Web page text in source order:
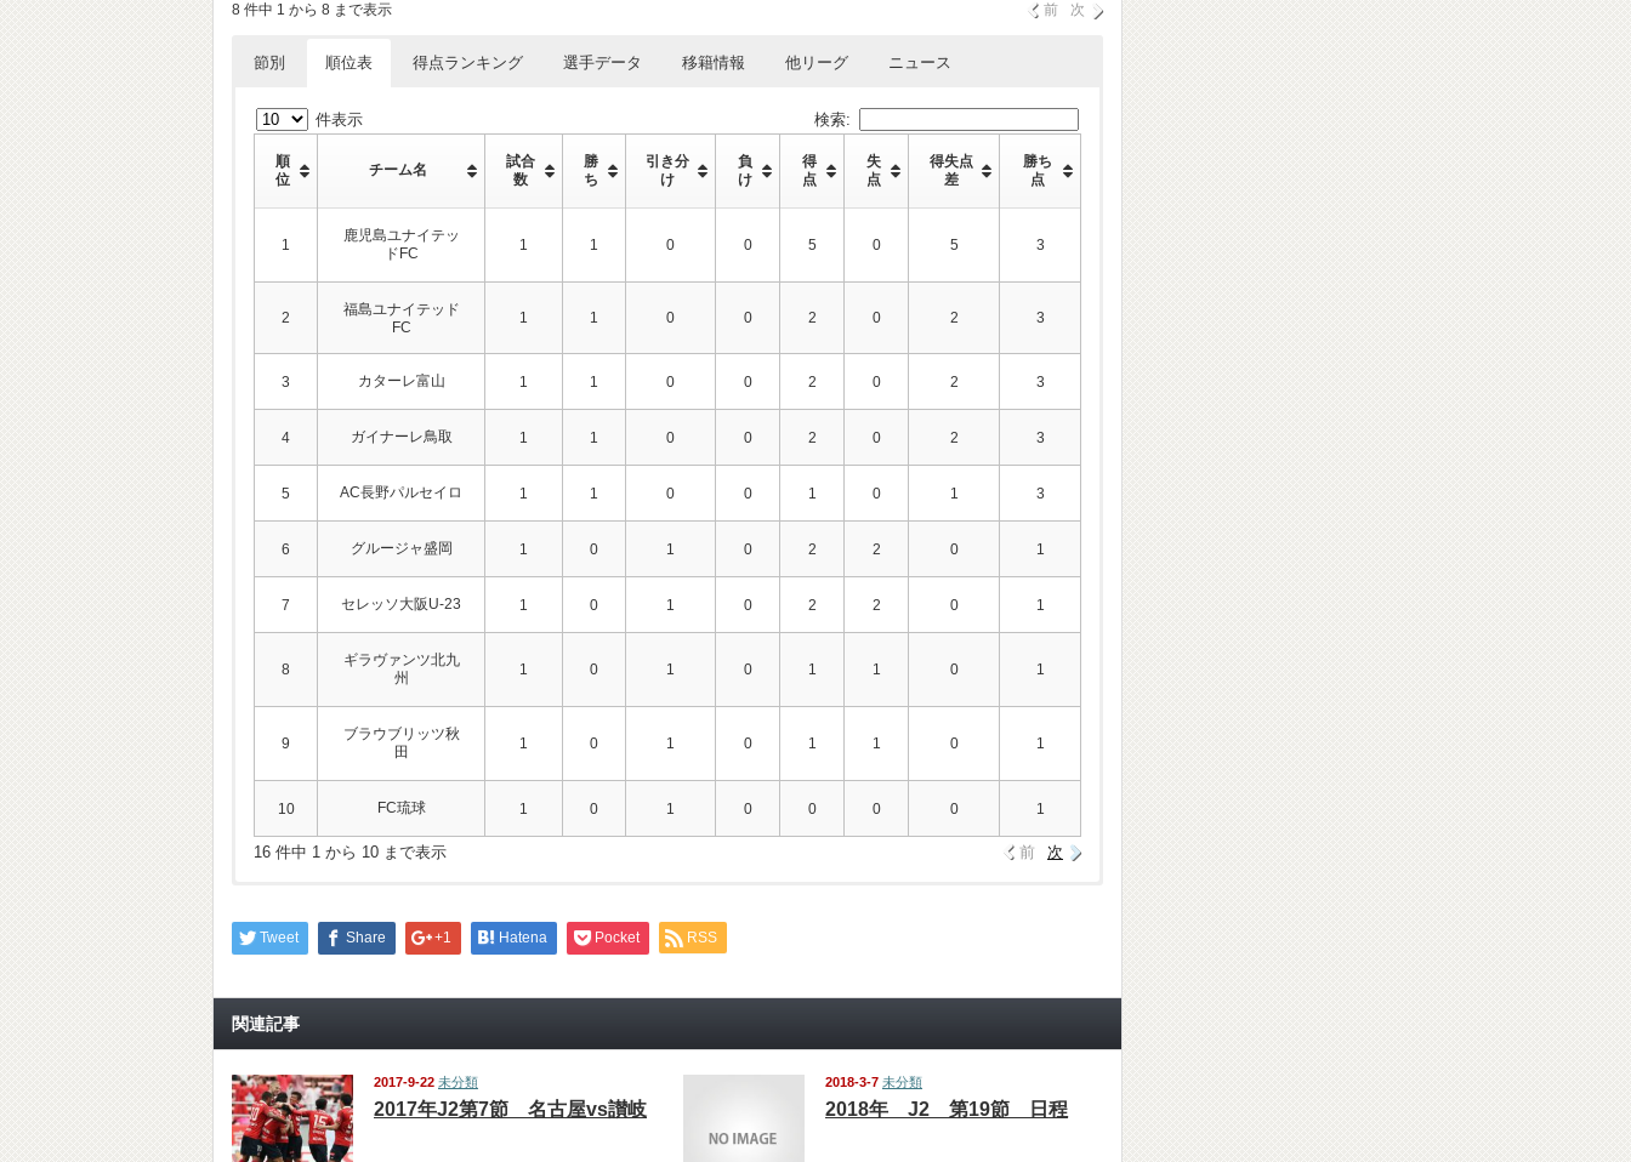
8 件中 1 から 8 まで表示 前 次
節別 順位表 得点ランキング 選手データ 移籍情報 他リーグ ニュース
件表示 検索:
順
位
チーム名
試合
数
勝
ち
引き分
け
負
け
得
点
失
点
得失点
差
勝ち
点
1
鹿児島ユナイテッ
ドFC
1 1 0 0 5 0 5 3
2
福島ユナイテッド
FC
1 1 0 0 2 0 2 3
3 カターレ富山 1 1 0 0 2 0 2 3
4 ガイナーレ鳥取 1 1 0 0 2 0 2 3
5 AC長野パルセイロ 1 1 0 0 1 0 1 3
6 グルージャ盛岡 1 0 1 0 2 2 0 1
7 セレッソ大阪U-23 1 0 1 0 2 2 0 1
8
ギラヴァンツ北九
州
1 0 1 0 1 1 0 1
9
ブラウブリッツ秋
田
1 0 1 0 1 1 0 1
10 FC琉球 1 0 1 0 0 0 0 1
16 件中 1 から 10 まで表示 前 次
Tweet Share +1 Hatena Pocket RSS
関連記事
2017-9-22 未分類
2017年J2第7節 名古屋vs讃岐
2018-3-7 未分類
2018年 J2 第19節 日程